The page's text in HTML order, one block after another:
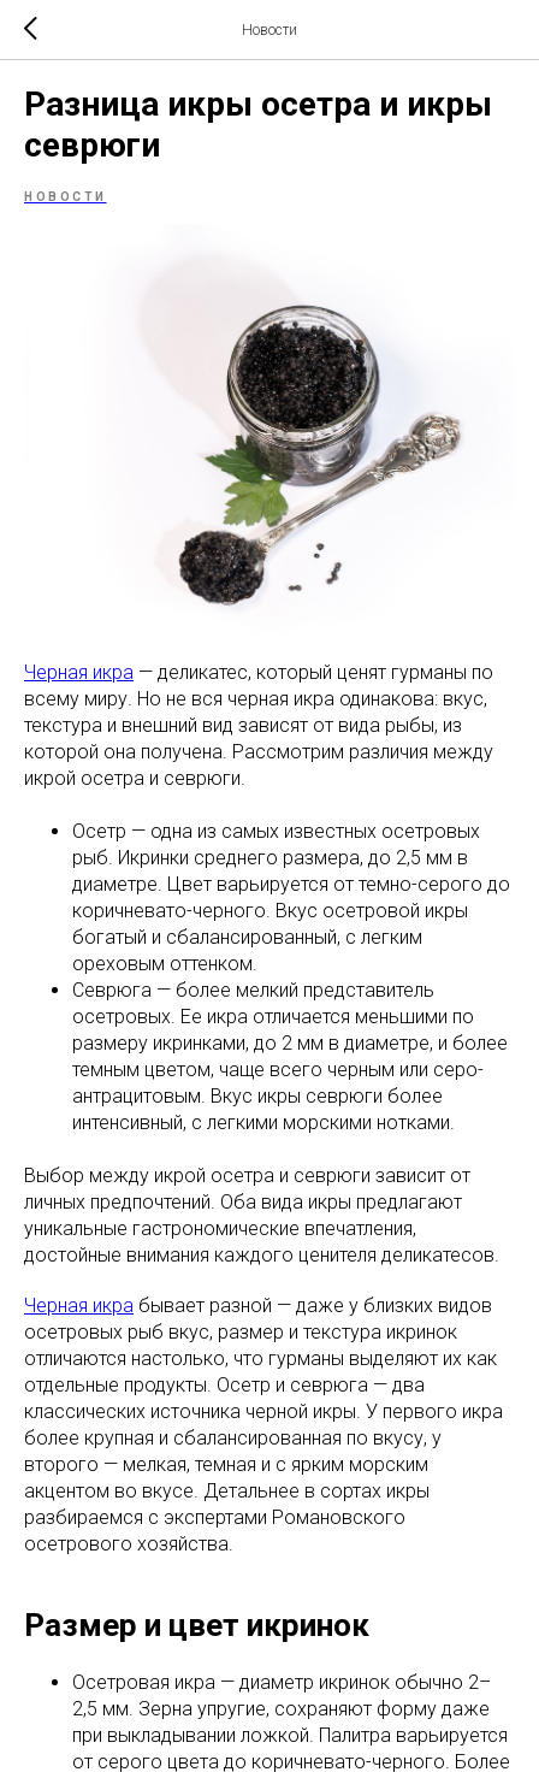
Новости
Разница икры осетра и икры
севрюги
НОВОСТИ
Черная икра — деликатес, который ценят гурманы по
всему миру. Но не вся черная икра одинакова: вкус,
текстура и внешний вид зависят от вида рыбы, из
которой она получена. Рассмотрим различия между
икрой осетра и севрюги.
Осетр — одна из самых известных осетровых
рыб. Икринки среднего размера, до 2,5 мм в
диаметре. Цвет варьируется от темно-серого до
коричневато-черного. Вкус осетровой икры
богатый и сбалансированный, с легким
ореховым оттенком.
Севрюга — более мелкий представитель
осетровых. Ее икра отличается меньшими по
размеру икринками, до 2 мм в диаметре, и более
темным цветом, чаще всего черным или серо-
антрацитовым. Вкус икры севрюги более
интенсивный, с легкими морскими нотками.
Выбор между икрой осетра и севрюги зависит от
личных предпочтений. Оба вида икры предлагают
уникальные гастрономические впечатления,
достойные внимания каждого ценителя деликатесов.
Черная икра бывает разной — даже у близких видов
осетровых рыб вкус, размер и текстура икринок
отличаются настолько, что гурманы выделяют их как
отдельные продукты. Осетр и севрюга — два
классических источника черной икры. У первого икра
более крупная и сбалансированная по вкусу, у
второго — мелкая, темная и с ярким морским
акцентом во вкусе. Детальнее в сортах икры
разбираемся с экспертами Романовского
осетрового хозяйства.
Размер и цвет икринок
Осетровая икра — диаметр икринок обычно 2–
2,5 мм. Зерна упругие, сохраняют форму даже
при выкладывании ложкой. Палитра варьируется
от серого цвета до коричневато-черного. Более